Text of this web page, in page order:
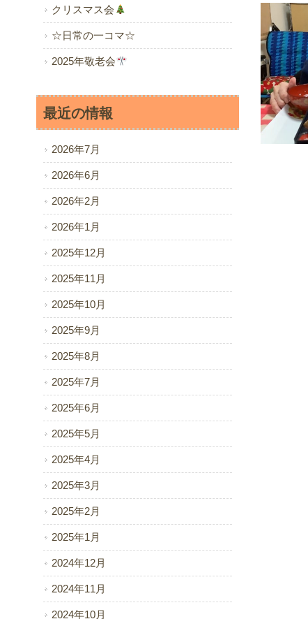
クリスマス会
☆日常の一コマ☆
2025年敬老会
最近の情報
2026年7月
2026年6月
2026年2月
2026年1月
2025年12月
2025年11月
2025年10月
2025年9月
2025年8月
2025年7月
2025年6月
2025年5月
2025年4月
2025年3月
2025年2月
2025年1月
2024年12月
2024年11月
2024年10月